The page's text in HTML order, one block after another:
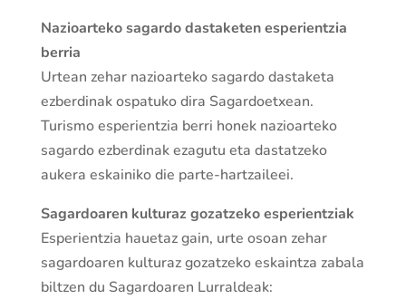
Nazioarteko sagardo dastaketen esperientzia
berria
Urtean zehar nazioarteko sagardo dastaketa
ezberdinak ospatuko dira Sagardoetxean.
Turismo esperientzia berri honek nazioarteko
sagardo ezberdinak ezagutu eta dastatzeko
aukera eskainiko die parte-hartzaileei.
Sagardoaren kulturaz gozatzeko esperientziak
Esperientzia hauetaz gain, urte osoan zehar
sagardoaren kulturaz gozatzeko eskaintza zabala
biltzen du Sagardoaren Lurraldeak: